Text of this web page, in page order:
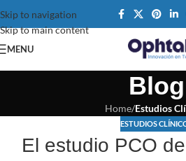
Skip to navigation
Skip to main content
MENU
Blog
Home/Estudios
ESTUDIOS
El estudio PCO